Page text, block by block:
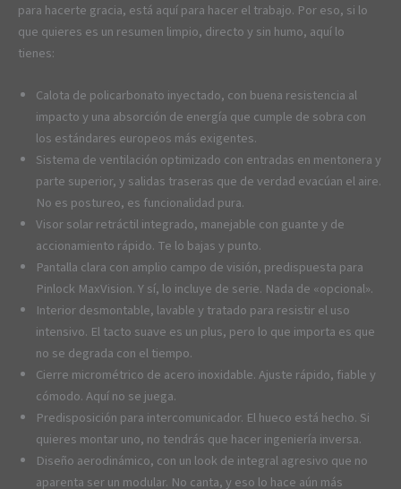
para hacerte gracia, está aquí para hacer el trabajo. Por eso, si lo
que quieres es un resumen limpio, directo y sin humo, aquí lo
tienes:
Calota de policarbonato inyectado, con buena resistencia al
impacto y una absorción de energía que cumple de sobra con
los estándares europeos más exigentes.
Sistema de ventilación optimizado con entradas en mentonera y
parte superior, y salidas traseras que de verdad evacúan el aire.
No es postureo, es funcionalidad pura.
Visor solar retráctil integrado, manejable con guante y de
accionamiento rápido. Te lo bajas y punto.
Pantalla clara con amplio campo de visión, predispuesta para
Pinlock MaxVision. Y sí, lo incluye de serie. Nada de «opcional».
Interior desmontable, lavable y tratado para resistir el uso
intensivo. El tacto suave es un plus, pero lo que importa es que
no se degrada con el tiempo.
Cierre micrométrico de acero inoxidable. Ajuste rápido, fiable y
cómodo. Aquí no se juega.
Predisposición para intercomunicador. El hueco está hecho. Si
quieres montar uno, no tendrás que hacer ingeniería inversa.
Diseño aerodinámico, con un look de integral agresivo que no
aparenta ser un modular. No canta, y eso lo hace aún más